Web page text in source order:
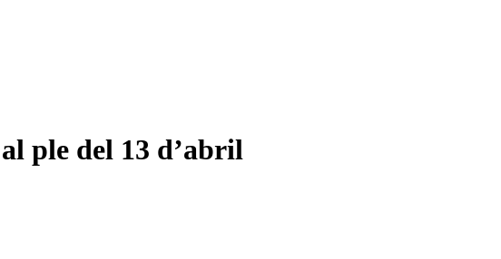
ple del 13 d’abril